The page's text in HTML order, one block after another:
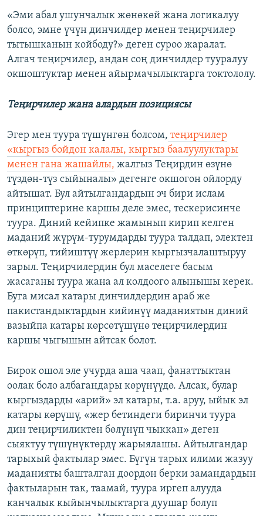
«Эми абал ушунчалык жөнөкөй жана логикалуу
болсо, эмне үчүн динчилдер менен теңирчилер
тытышканын койбоду?» деген суроо жаралат.
Алгач теңирчилер, андан соң динчилдер тууралуу
окшоштуктар менен айырмачылыктарга токтололу.
Теңирчилер жана алардын позициясы
Эгер мен туура түшүнгөн болсом, теңирчилер
«кыргыз бойдон калалы, кыргыз баалуулуктары
менен гана жашайлы, жалгыз Теңирдин өзүнө
түздөн-түз сыйыналы» дегенге окшогон ойлорду
айтышат. Бул айтылгандардын эч бири ислам
принциптерине каршы деле эмес, тескерисинче
туура. Диний кейипке жамынып кирип келген
маданий жүрүм-турумдарды туура талдап, электен
өткөрүп, тийиштүү жерлерин кыргызчалаштыруу
зарыл. Теңирчилердин бул маселеге басым
жасаганы туура жана ал колдоого алынышы керек.
Буга мисал катары динчилдердин араб же
пакистандыктардын кийинүү маданиятын диний
вазыйпа катары көрсөтүшүнө теңирчилердин
каршы чыгышын айтсак болот.
Бирок ошол эле учурда аша чаап, фанаттыктан
оолак боло албагандары көрүнүүдө. Алсак, булар
кыргыздарды «арий» эл катары, т.а. аруу, ыйык эл
катары көрүшү, «жер бетиндеги биринчи туура
дин теңирчиликтен бөлүнүп чыккан» деген
сыяктуу түшүнүктөрдү жарыялашы. Айтылгандар
тарыхый фактылар эмес. Бүгүн тарых илими жазуу
маданияты башталган доордон берки замандардын
фактыларын так, таамай, туура иргеп алууда
канчалык кыйынчылыктарга дуушар болуп